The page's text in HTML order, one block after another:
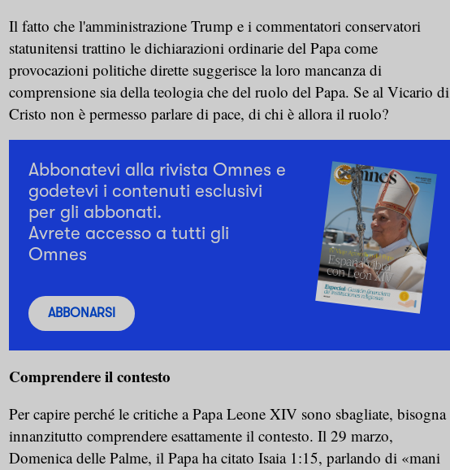
Il fatto che l'amministrazione Trump e i commentatori conservatori
statunitensi trattino le dichiarazioni ordinarie del Papa come
provocazioni politiche dirette suggerisce la loro mancanza di
comprensione sia della teologia che del ruolo del Papa. Se al Vicario di
Cristo non è permesso parlare di pace, di chi è allora il ruolo?
Abbonatevi alla rivista Omnes e
godetevi i contenuti esclusivi
per gli abbonati.
Avrete accesso a tutti gli
Omnes
ABBONARSI
Comprendere il contesto
Per capire perché le critiche a Papa Leone XIV sono sbagliate, bisogna
innanzitutto comprendere esattamente il contesto. Il 29 marzo,
Domenica delle Palme, il Papa ha citato Isaia 1:15, parlando di «mani